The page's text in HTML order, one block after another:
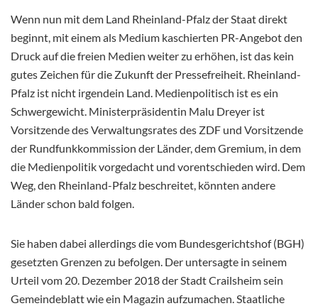
Wenn nun mit dem Land Rheinland-Pfalz der Staat direkt
beginnt, mit einem als Medium kaschierten PR-Angebot den
Druck auf die freien Medien weiter zu erhöhen, ist das kein
gutes Zeichen für die Zukunft der Pressefreiheit. Rheinland-
Pfalz ist nicht irgendein Land. Medienpolitisch ist es ein
Schwergewicht. Ministerpräsidentin Malu Dreyer ist
Vorsitzende des Verwaltungsrates des ZDF und Vorsitzende
der Rundfunkkommission der Länder, dem Gremium, in dem
die Medienpolitik vorgedacht und vorentschieden wird. Dem
Weg, den Rheinland-Pfalz beschreitet, könnten andere
Länder schon bald folgen.
Sie haben dabei allerdings die vom Bundesgerichtshof (BGH)
gesetzten Grenzen zu befolgen. Der untersagte in seinem
Urteil vom 20. Dezember 2018 der Stadt Crailsheim sein
Gemeindeblatt wie ein Magazin aufzumachen. Staatliche